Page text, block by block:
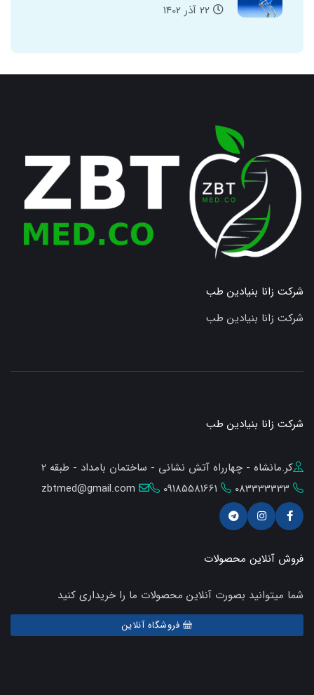
22 آذر 1402
شرکت زانا بنیادین طب
شرکت زانا بنیادین طب
شرکت زانا بنیادین طب
کر.مانشاه - چهارراه آتش نشانی - ساختمان بامداد - طبقه 2
zbtmed@gmail.com
فروش آنلاین محصولات
شما میتوانید بصورت آنلاین محصولات ما را خریداری کنید
فروشگاه آنلاین